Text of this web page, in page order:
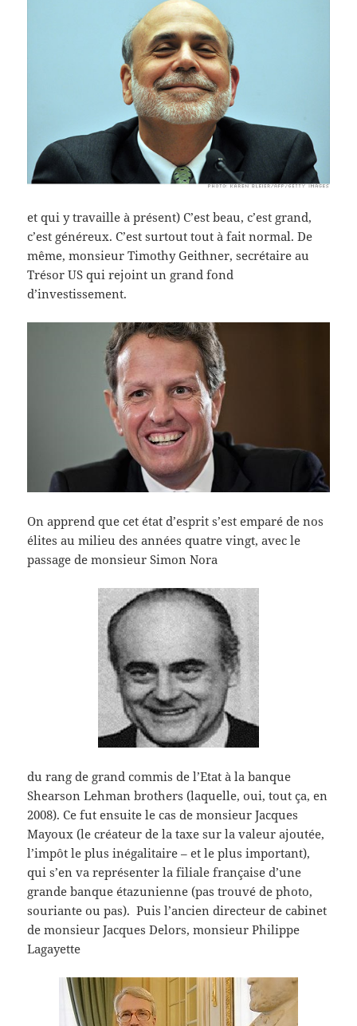
et qui y travaille à présent) C’est beau, c’est grand,
c’est généreux. C’est surtout tout à fait normal. De
même, monsieur Timothy Geithner, secrétaire au
Trésor US qui rejoint un grand fond
d’investissement.
On apprend que cet état d’esprit s’est emparé de nos
élites au milieu des années quatre vingt, avec le
passage de monsieur Simon Nora
du rang de grand commis de l’Etat à la banque
Shearson Lehman brothers (laquelle, oui, tout ça, en
2008). Ce fut ensuite le cas de monsieur Jacques
Mayoux (le créateur de la taxe sur la valeur ajoutée,
l’impôt le plus inégalitaire – et le plus important),
qui s’en va représenter la filiale française d’une
grande banque étazunienne (pas trouvé de photo,
souriante ou pas). Puis l’ancien directeur de cabinet
de monsieur Jacques Delors, monsieur Philippe
Lagayette